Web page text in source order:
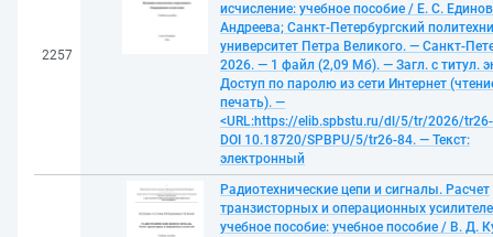
2257
исчисление: учебное пособие / Е. С.
Андреева; Санкт-Петербургский
университет Петра Великого. — Санкт-
2026. — 1 файл (2,09 Мб). — Загл. с титул.
Доступ по паролю из сети Интернет
печать). —
<URL:https://elib.spbstu.ru/dl/5/tr/2026/
DOI 10.18720/SPBPU/5/tr26-84. — Текст:
электронный
Радиотехнические цепи и сигналы. Расчет
транзисторных и операционных
учебное пособие: учебное пособие / В. Д.